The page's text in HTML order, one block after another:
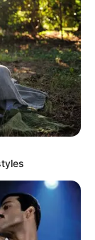
do